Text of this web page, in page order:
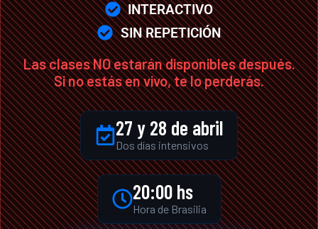
INTERACTIVO
SIN REPETICIÓN
Las clases NO estarán disponibles después.
Si no estás en vivo, te lo perderás.
27 y 28 de abril
Dos días intensivos
20:00 hs
Hora de Brasilia